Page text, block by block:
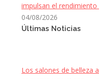
impulsan el
04/08/2026
Últimas Noticias
Los salones de belleza